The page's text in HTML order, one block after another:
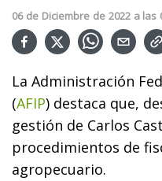
06 de Diciembre de 2022 a las
La Administración
(AFIP) destaca que,
gestión de Carlos
procedimientos de
agropecuario.